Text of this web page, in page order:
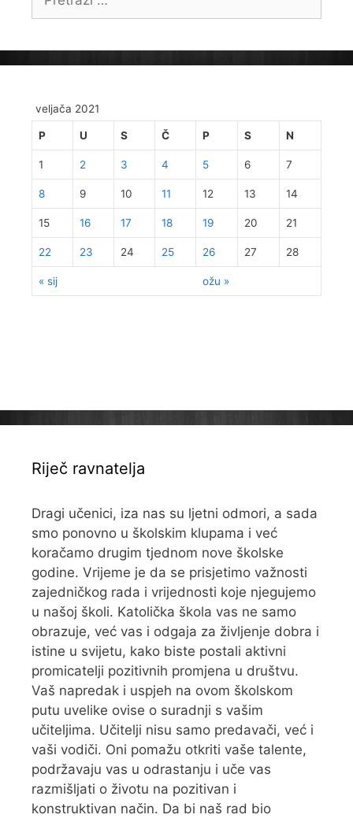
veljača 2021
P U S Č P S N
« sij ožu »
1 2 3 4 5 6 7
8 9 10 11 12 13 14
15 16 17 18 19 20 21
22 23 24 25 26 27 28
Riječ ravnatelja
Dragi učenici, iza nas su ljetni odmori, a sada
smo ponovno u školskim klupama i već
koračamo drugim tjednom nove školske
godine. Vrijeme je da se prisjetimo važnosti
zajedničkog rada i vrijednosti koje njegujemo
u našoj školi. Katolička škola vas ne samo
obrazuje, već vas i odgaja za življenje dobra i
istine u svijetu, kako biste postali aktivni
promicatelji pozitivnih promjena u društvu.
Vaš napredak i uspjeh na ovom školskom
putu uvelike ovise o suradnji s vašim
učiteljima. Učitelji nisu samo predavači, već i
vaši vodiči. Oni pomažu otkriti vaše talente,
podržavaju vas u odrastanju i uče vas
razmišljati o životu na pozitivan i
konstruktivan način. Da bi naš rad bio